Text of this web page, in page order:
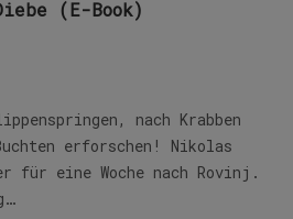
(E-Book)
nach Krabben
erforschen! Nikolas
für eine Woche nach Rovinj.